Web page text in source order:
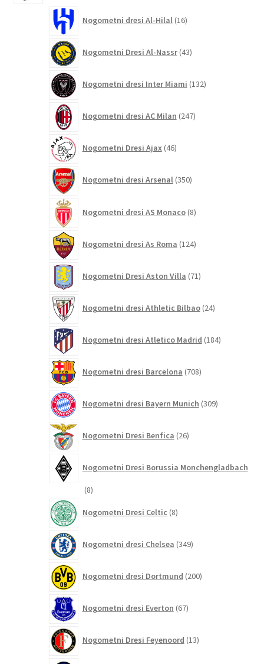
Nogometni dresi Al-Hilal 16izdelkov
Nogometni Dresi Al-Nassr 43izdelkov
Nogometni dresi Inter Miami 132izdelkov
Nogometni dresi AC Milan 247izdelkov
Nogometni Dresi Ajax 46izdelkov
Nogometni dresi Arsenal 350izdelkov
Nogometni dresi AS Monaco 8izdelkov
Nogometni dresi As Roma 124izdelkov
Nogometni Dresi Aston Villa 71izdelkov
Nogometni dresi Athletic Bilbao 24izdelkov
Nogometni dresi Atletico Madrid 184izdelkov
Nogometni dresi Barcelona 708izdelkov
Nogometni dresi Bayern Munich 309izdelkov
Nogometni Dresi Benfica 26izdelkov
Nogometni Dresi Borussia Monchengladbach
88
Nogometni Dresi Celtic 8izdelkov
Nogometni dresi Chelsea 349izdelkov
Nogometni dresi Dortmund 200izdelkov
Nogometni dresi Everton 67izdelkov
Nogometni Dresi Feyenoord 13izdelkov